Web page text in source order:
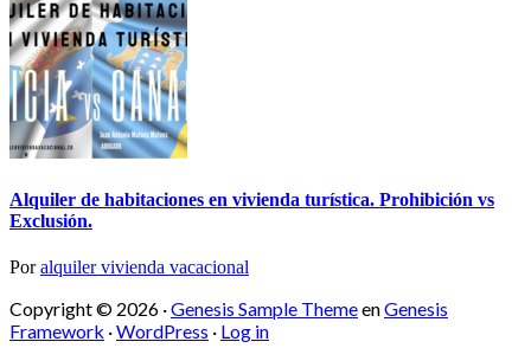
Alquiler de habitaciones en vivienda turística. Prohibición vs
Exclusión.
Poralquiler vivienda vacacional
Copyright © 2026 ·Genesis Sample ThemeenGenesis
Framework ·WordPress · Log in